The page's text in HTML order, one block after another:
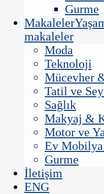
Gurme
Makaleler
makaleler
Moda
Teknoloji
Mücevher
Tatil ve
Sağlık
Makyaj &
Motor ve
Ev
Gurme
İletişim
ENG